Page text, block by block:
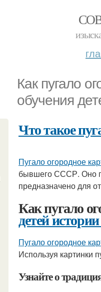
Как пугало
обучения
Что такое
Пугало огородное
бывшего СССР. Оно
предназначено для
Как пугало
детей
Пугало огородное
Используя картинки
Узнайте о